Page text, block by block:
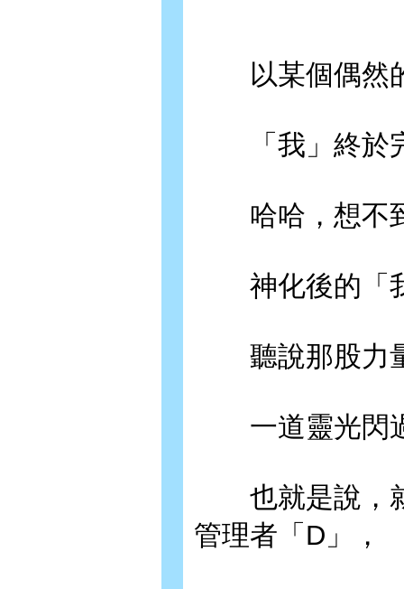
以某個偶然
「我」終於
哈哈，想不
神化後的「我
聽說那股力量
一道靈光閃
也就是說，就
管理者「D」，